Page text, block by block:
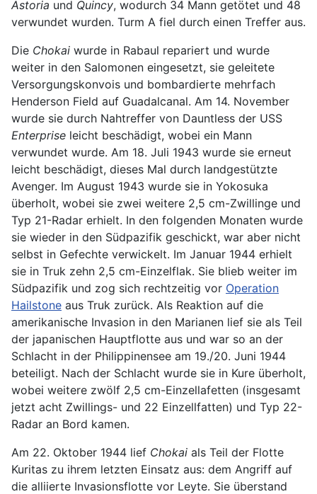
Astoria und Quincy, wodurch 34 Mann getötet und 48
verwundet wurden. Turm A fiel durch einen Treffer aus.
Die Chokai wurde in Rabaul repariert und wurde
weiter in den Salomonen eingesetzt, sie geleitete
Versorgungskonvois und bombardierte mehrfach
Henderson Field auf Guadalcanal. Am 14. November
wurde sie durch Nahtreffer von Dauntless der USS
Enterprise leicht beschädigt, wobei ein Mann
verwundet wurde. Am 18. Juli 1943 wurde sie erneut
leicht beschädigt, dieses Mal durch landgestützte
Avenger. Im August 1943 wurde sie in Yokosuka
überholt, wobei sie zwei weitere 2,5 cm-Zwillinge und
Typ 21-Radar erhielt. In den folgenden Monaten wurde
sie wieder in den Südpazifik geschickt, war aber nicht
selbst in Gefechte verwickelt. Im Januar 1944 erhielt
sie in Truk zehn 2,5 cm-Einzelflak. Sie blieb weiter im
Südpazifik und zog sich rechtzeitig vor Operation
Hailstone aus Truk zurück. Als Reaktion auf die
amerikanische Invasion in den Marianen lief sie als Teil
der japanischen Hauptflotte aus und war so an der
Schlacht in der Philippinensee am 19./20. Juni 1944
beteiligt. Nach der Schlacht wurde sie in Kure überholt,
wobei weitere zwölf 2,5 cm-Einzellafetten (insgesamt
jetzt acht Zwillings- und 22 Einzellfatten) und Typ 22-
Radar an Bord kamen.
Am 22. Oktober 1944 lief Chokai als Teil der Flotte
Kuritas zu ihrem letzten Einsatz aus: dem Angriff auf
die alliierte Invasionsflotte vor Leyte. Sie überstand